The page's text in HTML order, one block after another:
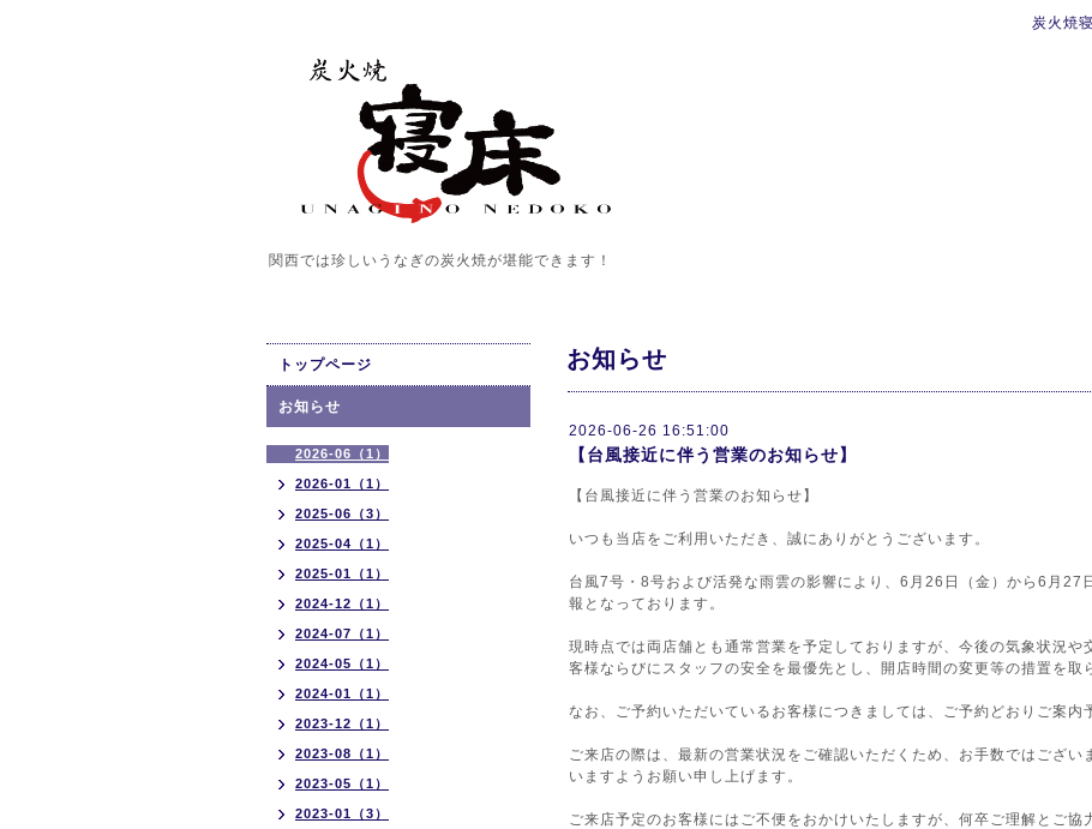
炭火焼
関西では珍しいうなぎの炭火焼が堪能できます！
お知らせ
2026-06-26 16:51:00
【台風接近に伴う営業のお知らせ】
【台風接近に伴う営業のお知らせ】
いつも当店をご利用いただき、誠にありがとうございます。
台風7号・8号および活発な雨雲の影響により、6月26日（金）から6月27
報となっております。
現時点では両店舗とも通常営業を予定しておりますが、今後の気象状況や
客様ならびにスタッフの安全を最優先とし、開店時間の変更等の措置を取
なお、ご予約いただいているお客様につきましては、ご予約どおりご案内
ご来店の際は、最新の営業状況をご確認いただくため、お手数ではござい
いますようお願い申し上げます。
ご来店予定のお客様にはご不便をおかけいたしますが、何卒ご理解とご協
トップページ
お知らせ
2026-06（1）
2026-01（1）
2025-06（3）
2025-04（1）
2025-01（1）
2024-12（1）
2024-07（1）
2024-05（1）
2024-01（1）
2023-12（1）
2023-08（1）
2023-05（1）
2023-01（3）